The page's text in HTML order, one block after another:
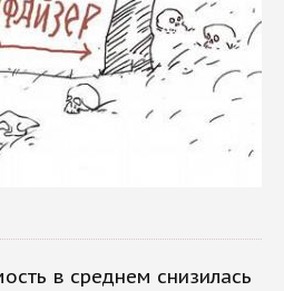
в среднем снизилась